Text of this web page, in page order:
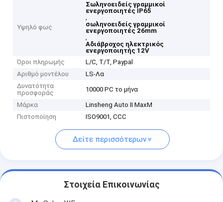
Υψηλό φως
Σωληνοειδείς γραμμικοί
ενεργοποιητές IP65
,
σωληνοειδείς γραμμικοί
ενεργοποιητές 26mm
,
Αδιάβροχος ηλεκτρικός
ενεργοποιητής 12V
Όροι πληρωμής
L/C, T/T, Paypal
Αριθμό μοντέλου
LS-Λα
Δυνατότητα
προσφοράς
10000 PC το μήνα
Μάρκα
Linsheng Auto II MaxM
Πιστοποίηση
ISO9001, CCC
Δείτε περισσότερων
Στοιχεία Επικοινωνίας